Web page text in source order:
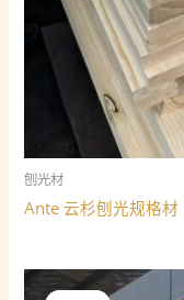
刨光材
Ante 云杉刨光规格材